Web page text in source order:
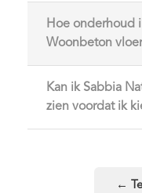
Hoe onderhoud
Woonbeton
Kan ik Sabbia
zien voordat ik
←